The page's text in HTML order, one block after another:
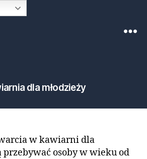
dla młodzieży
w kawiarni dla
przebywać osoby w wieku od